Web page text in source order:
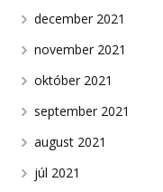
december 2021
november 2021
október 2021
september 2021
august 2021
júl 2021